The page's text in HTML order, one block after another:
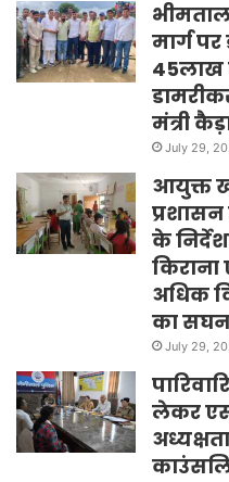
मार्ग
45लाख
मंत्री
July 29,
आयुक्त
प्रशासन
के
अधिक
का सघन
July 29,
लेकर